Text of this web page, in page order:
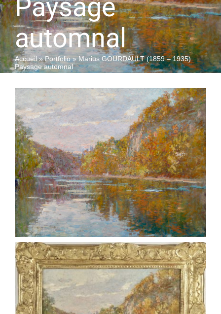
QUI SOMMES-NOUS
Paysage
automnal
Accueil»Portfolio»Marius GOURDAULT (1859 – 1935)
Paysage automnal